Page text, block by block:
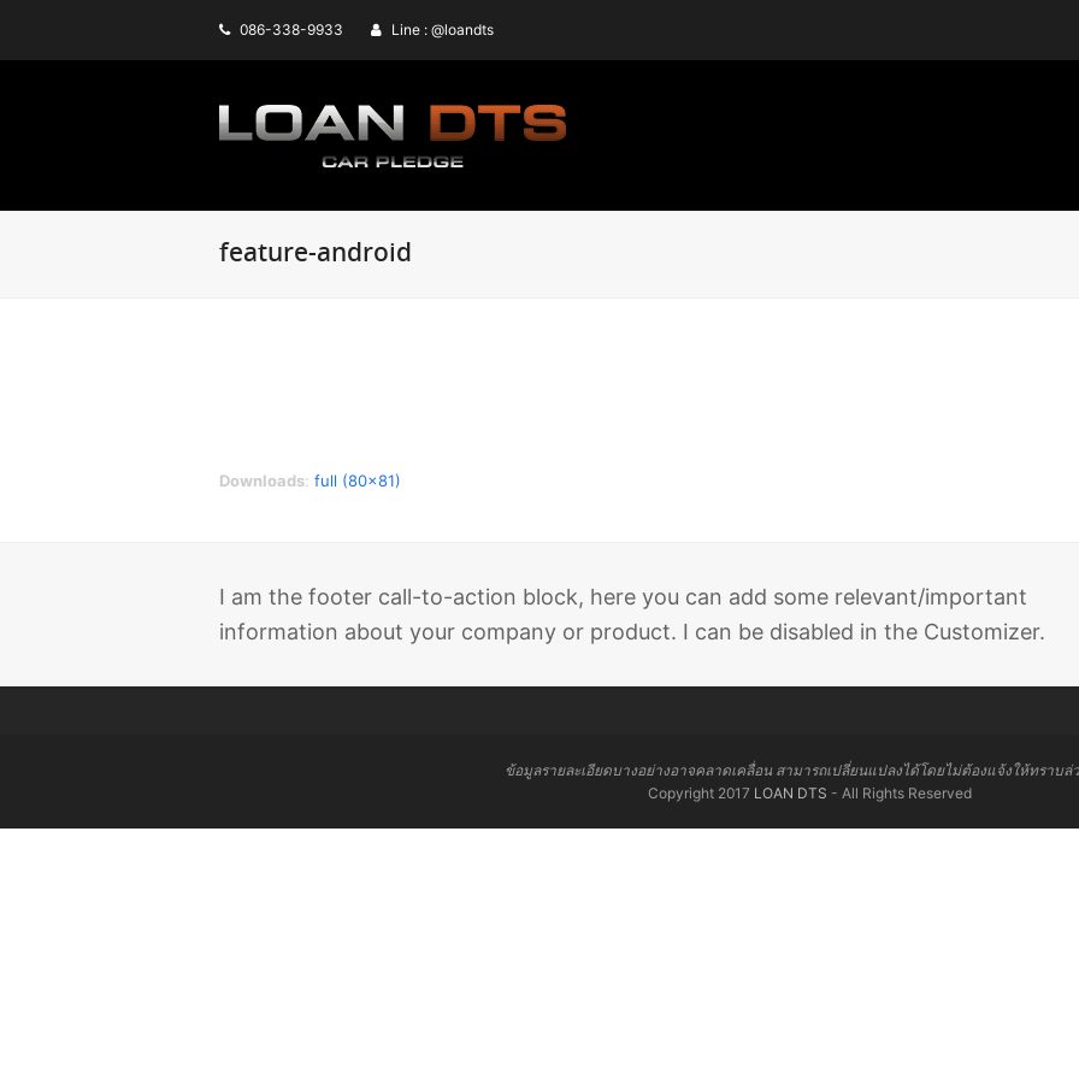
086-338-9933 Line : @loandts
feature-android
Downloads: full (80x81)
I am the footer call-to-action block, here you can add some relevant/important
information about your company or product. I can be disabled in the Customizer.
ข้อมูลรายละเอียดบางอย่างอาจคลาดเคลื่อน สามารถเปลี่ยนแปลงได้โดยไม่ต้องแจ้งให้ทราบล่
Copyright 2017 LOAN DTS - All Rights Reserved